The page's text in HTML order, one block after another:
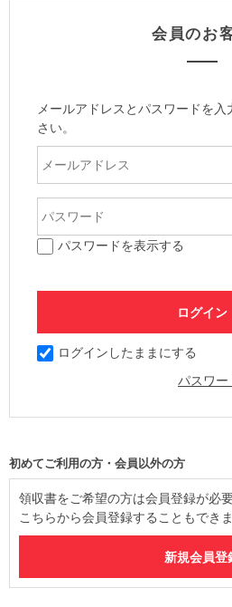
会員のお
メールアドレスとパスワードを
さい。
パスワードを表示する
ログインしたままにする
パスワー
初めてご利用の方・会員以外の方